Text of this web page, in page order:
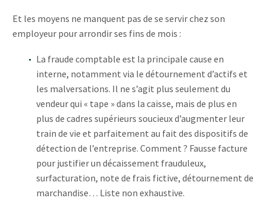
Et les moyens ne manquent pas de se servir chez son
employeur pour arrondir ses fins de mois :
La fraude comptable est la principale cause en
interne, notamment via le détournement d’actifs et
les malversations. Il ne s’agit plus seulement du
vendeur qui « tape » dans la caisse, mais de plus en
plus de cadres supérieurs soucieux d’augmenter leur
train de vie et parfaitement au fait des dispositifs de
détection de l’entreprise. Comment ? Fausse facture
pour justifier un décaissement frauduleux,
surfacturation, note de frais fictive, détournement de
marchandise… Liste non exhaustive.